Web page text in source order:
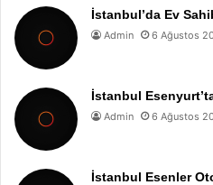
İstanbul’da Ev
Admin 6 Ağustos
İstanbul
Admin 6 Ağustos
İstanbul Esenler